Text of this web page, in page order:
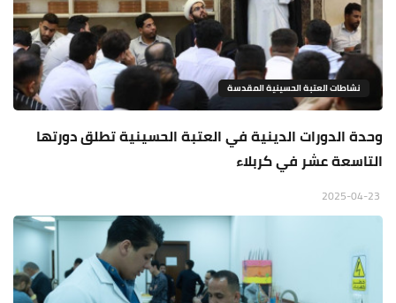
نشاطات العتبة الحسينية المقدسة
وحدة الدورات الدينية في العتبة الحسينية تطلق دورتها
التاسعة عشر في كربلاء